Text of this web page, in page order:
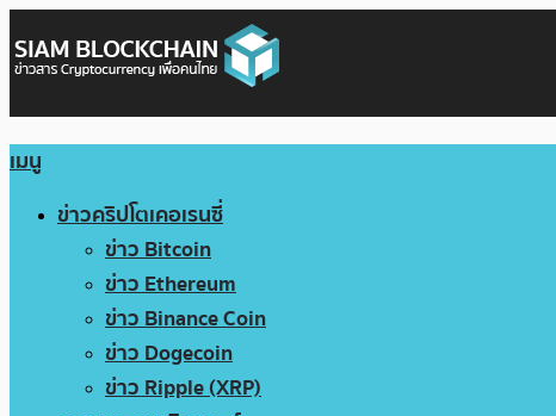
เมนู
ข่าวคริปโตเคอเรนซี่
ข่าว Bitcoin
ข่าว Ethereum
ข่าว Binance Coin
ข่าว Dogecoin
ข่าว Ripple (XRP)